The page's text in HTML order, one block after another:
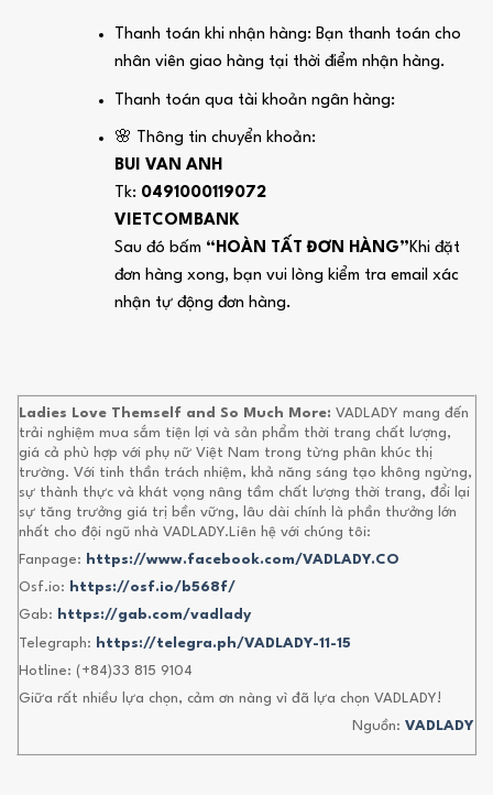
Thanh toán khi nhận hàng: Bạn thanh toán cho
nhân viên giao hàng tại thời điểm nhận hàng.
Thanh toán qua tài khoản ngân hàng:
🌸 Thông tin chuyển khoản:
BUI VAN ANH
Tk: 0491000119072
VIETCOMBANK
Sau đó bấm “HOÀN TẤT ĐƠN HÀNG”Khi đặt
đơn hàng xong, bạn vui lòng kiểm tra email xác
nhận tự động đơn hàng.
Ladies Love Themself and So Much More: VADLADY mang đến
trải nghiệm mua sắm tiện lợi và sản phẩm thời trang chất lượng,
giá cả phù hợp với phụ nữ Việt Nam trong từng phân khúc thị
trường. Với tinh thần trách nhiệm, khả năng sáng tạo không ngừng,
sự thành thực và khát vọng nâng tầm chất lượng thời trang, đổi lại
sự tăng trưởng giá trị bền vững, lâu dài chính là phần thưởng lớn
nhất cho đội ngũ nhà VADLADY.Liên hệ với chúng tôi:
Fanpage:
https://www.facebook.com/VADLADY.CO
Osf.io:
https://osf.io/b568f/
Gab:
https://gab.com/vadlady
Telegraph:
https://telegra.ph/VADLADY-11-15
Hotline: (+84)33 815 9104
Giữa rất nhiều lựa chọn, cảm ơn nàng vì đã lựa chọn VADLADY!
Nguồn: VADLADY